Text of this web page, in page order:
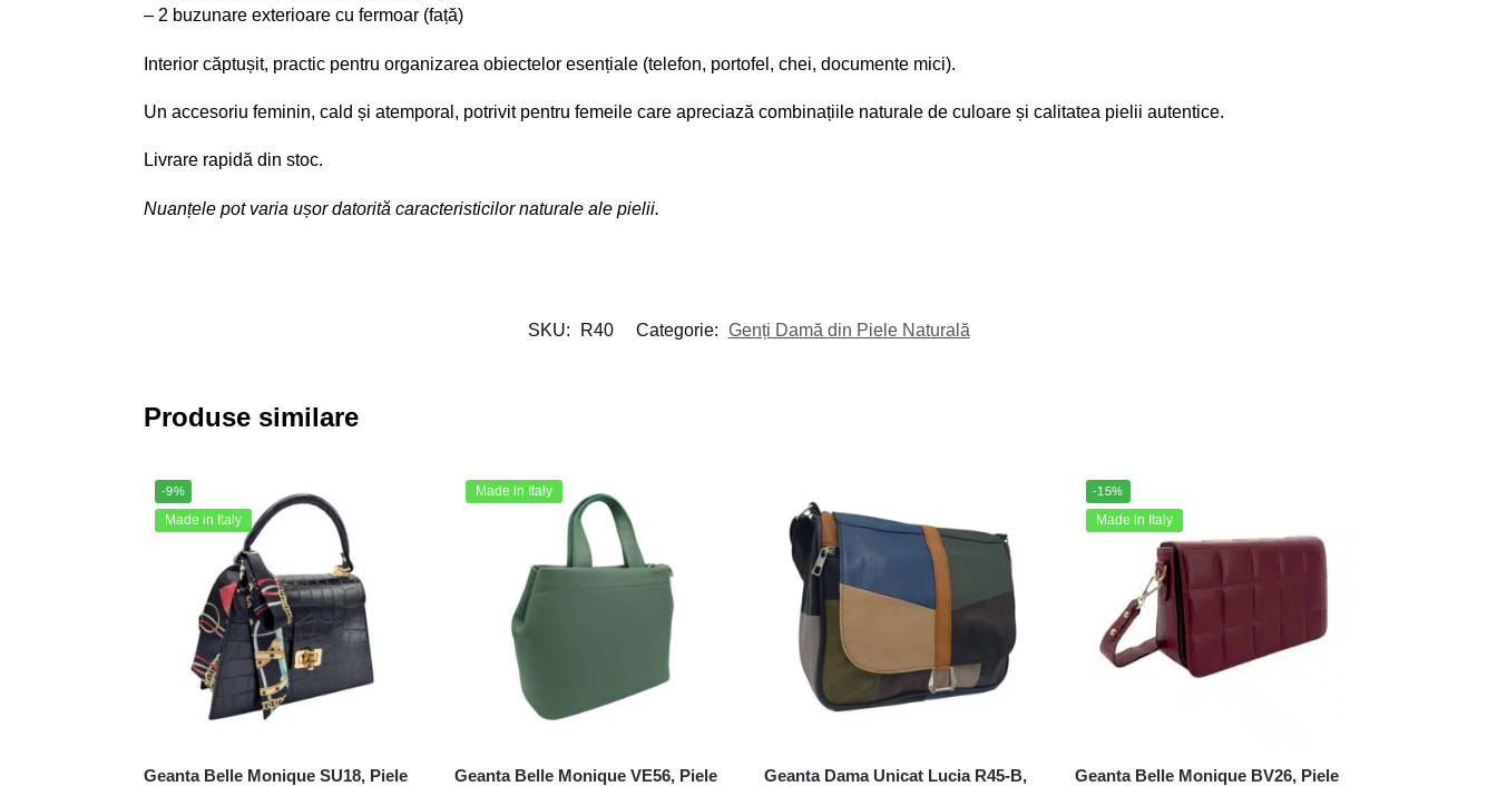
– 2 buzunare exterioare cu fermoar (față)
Interior căptușit, practic pentru organizarea obiectelor esențiale (telefon, portofel, chei, documente mici).
Un accesoriu feminin, cald și atemporal, potrivit pentru femeile care apreciază combinațiile naturale de culoare și calitatea pielii autentice.
Livrare rapidă din stoc.
Nuanțele pot varia ușor datorită caracteristicilor naturale ale pielii.
SKU: R40 Categorie: Genți Damă din Piele Naturală
Produse similare
-9%
Made in Italy
Geanta Belle Monique SU18, Piele
Made in Italy
Geanta Belle Monique VE56, Piele
Geanta Dama Unicat Lucia R45-B,
-15%
Made in Italy
Geanta Belle Monique BV26, Piele